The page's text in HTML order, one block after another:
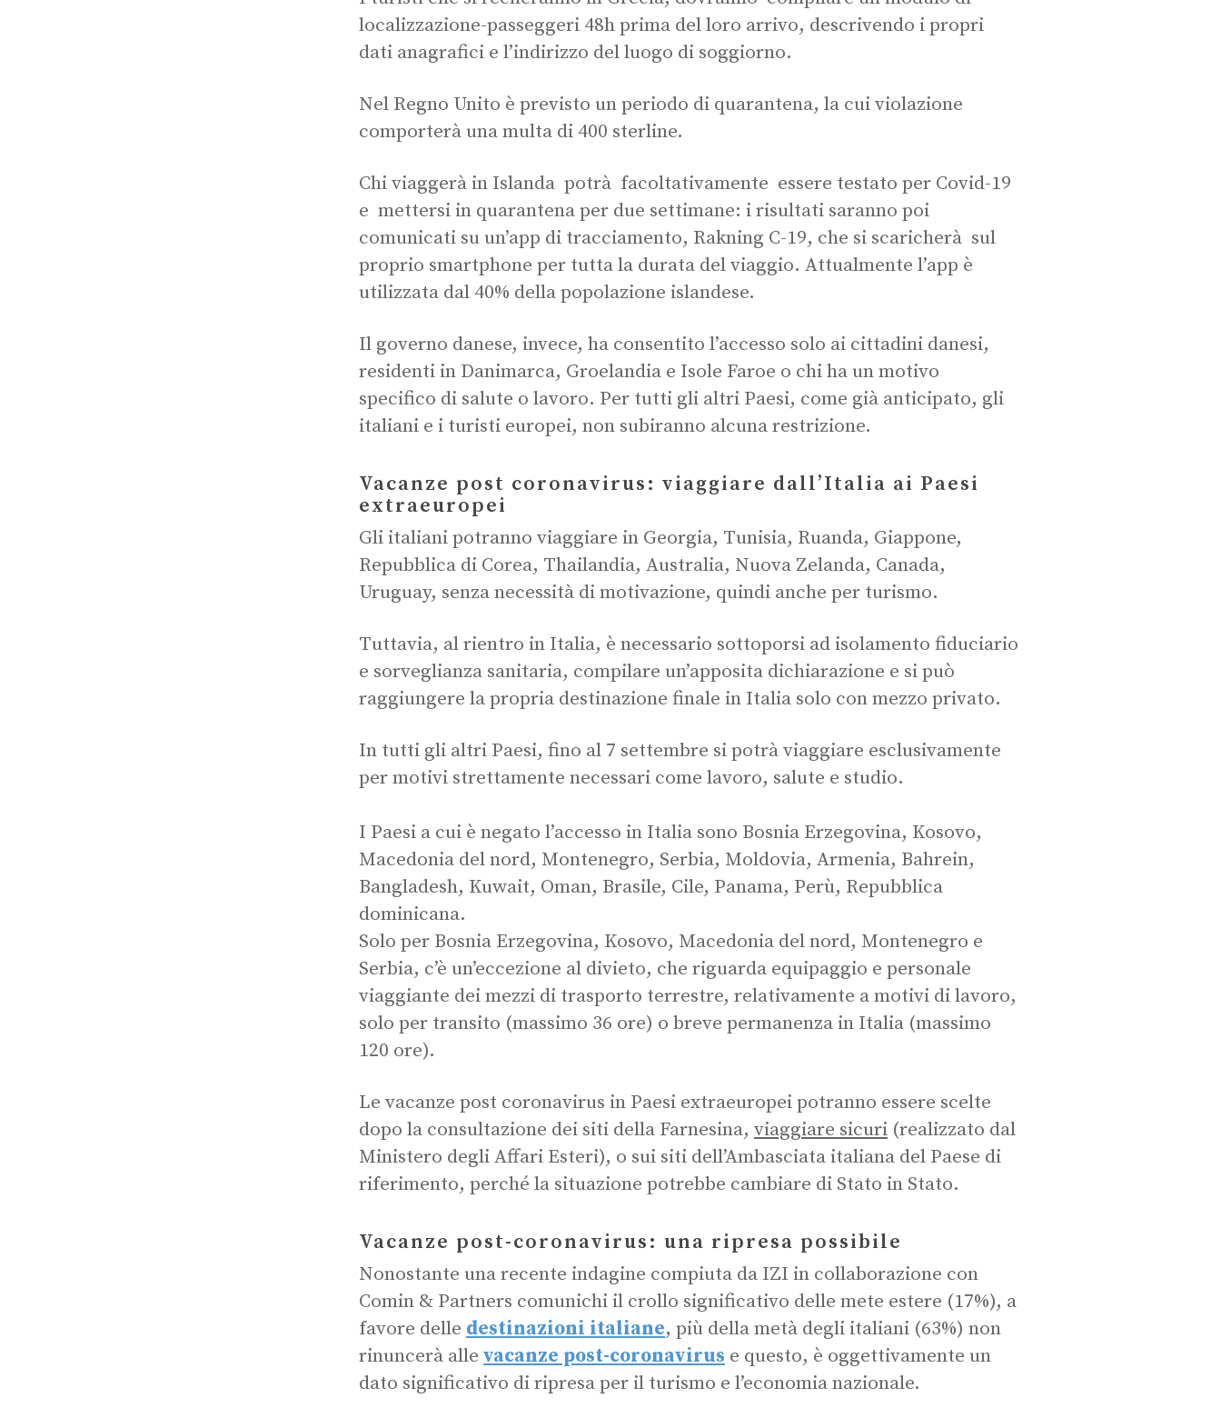
localizzazione-passeggeri 48h prima del loro arrivo, descrivendo i propri
dati anagrafici e l’indirizzo del luogo di soggiorno.
Nel Regno Unito è previsto un periodo di quarantena, la cui violazione
comporterà una multa di 400 sterline.
Chi viaggerà in Islanda potrà facoltativamente essere testato per Covid-19
e mettersi in quarantena per due settimane: i risultati saranno poi
comunicati su un’app di tracciamento, Rakning C-19, che si scaricherà sul
proprio smartphone per tutta la durata del viaggio. Attualmente l’app è
utilizzata dal 40% della popolazione islandese.
Il governo danese, invece, ha consentito l’accesso solo ai cittadini danesi,
residenti in Danimarca, Groelandia e Isole Faroe o chi ha un motivo
specifico di salute o lavoro. Per tutti gli altri Paesi, come già anticipato, gli
italiani e i turisti europei, non subiranno alcuna restrizione.
Vacanze post coronavirus: viaggiare dall’Italia ai Paesi
extraeuropei
Gli italiani potranno viaggiare in Georgia, Tunisia, Ruanda, Giappone,
Repubblica di Corea, Thailandia, Australia, Nuova Zelanda, Canada,
Uruguay, senza necessità di motivazione, quindi anche per turismo.
Tuttavia, al rientro in Italia, è necessario sottoporsi ad isolamento fiduciario
e sorveglianza sanitaria, compilare un’apposita dichiarazione e si può
raggiungere la propria destinazione finale in Italia solo con mezzo privato.
In tutti gli altri Paesi, fino al 7 settembre si potrà viaggiare esclusivamente
per motivi strettamente necessari come lavoro, salute e studio.
I Paesi a cui è negato l’accesso in Italia sono Bosnia Erzegovina, Kosovo,
Macedonia del nord, Montenegro, Serbia, Moldovia, Armenia, Bahrein,
Bangladesh, Kuwait, Oman, Brasile, Cile, Panama, Perù, Repubblica
dominicana.
Solo per Bosnia Erzegovina, Kosovo, Macedonia del nord, Montenegro e
Serbia, c’è un’eccezione al divieto, che riguarda equipaggio e personale
viaggiante dei mezzi di trasporto terrestre, relativamente a motivi di lavoro,
solo per transito (massimo 36 ore) o breve permanenza in Italia (massimo
120 ore).
Le vacanze post coronavirus in Paesi extraeuropei potranno essere scelte
dopo la consultazione dei siti della Farnesina, viaggiare sicuri (realizzato dal
Ministero degli Affari Esteri), o sui siti dell’Ambasciata italiana del Paese di
riferimento, perché la situazione potrebbe cambiare di Stato in Stato.
Vacanze post-coronavirus: una ripresa possibile
Nonostante una recente indagine compiuta da IZI in collaborazione con
Comin & Partners comunichi il crollo significativo delle mete estere (17%), a
favore delle destinazioni italiane, più della metà degli italiani (63%) non
rinuncerà alle vacanze post-coronavirus e questo, è oggettivamente un
dato significativo di ripresa per il turismo e l’economia nazionale.